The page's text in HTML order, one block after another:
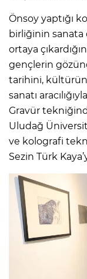
Önsoy yaptığı
birliğinin
ortaya
gençlerin
tarihini,
sanatı
Gravür
Uludağ
ve kolografi
Sezin Türk